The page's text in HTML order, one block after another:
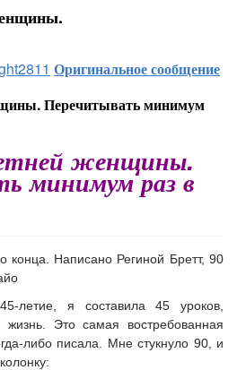
Оригинальное сообщение
Перечитывать минимум
женщины.
минимум раз в
конца. Написано Региной Бретт, 90
летие, я составила 45 уроков,
Это самая востребованная
либо писала. Мне стукнуло 90, и